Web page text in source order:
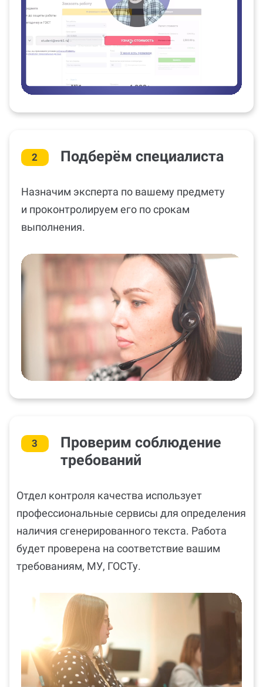
2 Подберём специалиста
Назначим эксперта по вашему предмету
и проконтролируем его по срокам
выполнения.
3
Проверим соблюдение
требований
Отдел контроля качества использует
профессиональные сервисы для определения
наличия сгенерированного текста. Работа
будет проверена на соответствие вашим
требованиям, МУ, ГОСТу.